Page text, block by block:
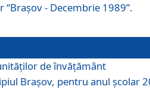
- Decembrie 1989”.
de învăţământ
Braşov, pentru anul şcolar